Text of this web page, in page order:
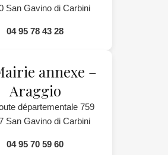
San Gavino di Carbini
04 95 78 43 28
annexe –
Araggio
départementale 759
San Gavino di Carbini
04 95 70 59 60